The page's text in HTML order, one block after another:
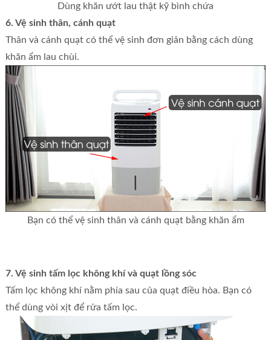
Dùng khăn ướt lau thật kỹ bình chứa
6. Vệ sinh thân, cánh quạt
Thân và cánh quạt có thể vệ sinh đơn giản bằng cách dùng
khăn ẩm lau chùi.
Bạn có thể vệ sinh thân và cánh quạt bằng khăn ẩm
7. Vệ sinh tấm lọc không khí và quạt lồng sóc
Tấm lọc không khí nằm phía sau của quạt điều hòa. Bạn có
thể dùng vòi xịt để rửa tấm lọc.